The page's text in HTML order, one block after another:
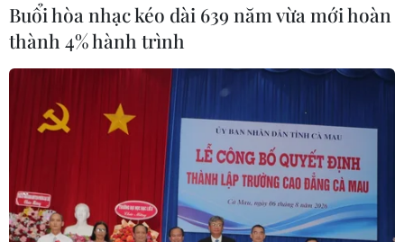
Buổi hòa nhạc kéo dài 639 năm vừa mới hoàn
thành 4% hành trình